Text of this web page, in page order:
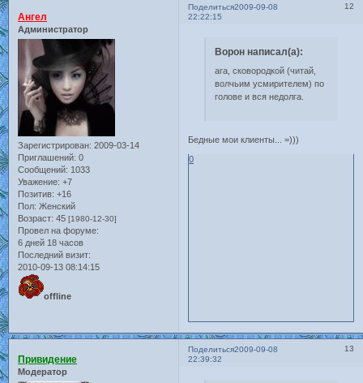
Поделиться 12
2009-09-08
22:22:15
Ангел
Администратор
Зарегистрирован: 2009-03-14
Приглашений: 0
Сообщений: 1033
Уважение: +7
Позитив: +16
Пол: Женский
Возраст: 45 [1980-12-30]
Провел на форуме:
6 дней 18 часов
Последний визит:
2010-09-13 08:14:15
offline
Ворон написал(а):
ага, сковородкой (читай,
волчьим усмирителем) по
голове и вся недолга.
Бедные мои клиенты... =)))
0
Поделиться 13
2009-09-08
22:39:32
Привидение
Модератор